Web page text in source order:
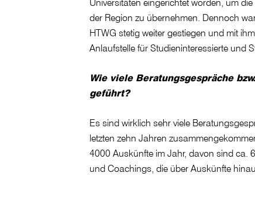
der Region zu übernehmen. Dennoch
HTWG stetig weiter gestiegen und mit
Anlaufstelle für Studieninteressierte und
Wie viele Beratungsgespräche
geführt?
Es sind wirklich sehr viele
letzten zehn Jahren
4000 Auskünfte im Jahr, davon sind ca.
und Coachings, die über Auskünfte